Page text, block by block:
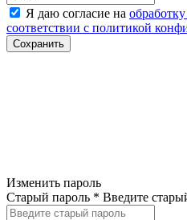
Я даю согласие на
соответствии с политикой
Изменить пароль
Старый пароль * Введите